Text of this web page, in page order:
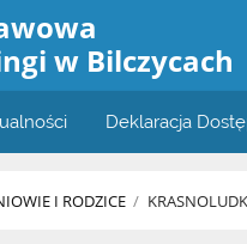
w Bilczycach
Deklaracja
I RODZICE /